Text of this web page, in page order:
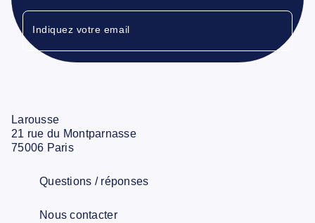
Indiquez votre email
Larousse
21 rue du Montparnasse
75006 Paris
Questions / réponses
Nous contacter